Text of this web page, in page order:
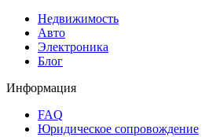
Недвижимость
Авто
Электроника
Блог
Информация
FAQ
Юридическое сопровождение